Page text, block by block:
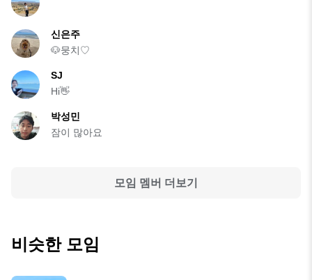
신은주
🐶뭉치♡
SJ
Hi👋
박성민
잠이 많아요
모임 멤버 더보기
비슷한 모임